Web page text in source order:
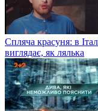
Спляча красуня: в
виглядає, як лялька